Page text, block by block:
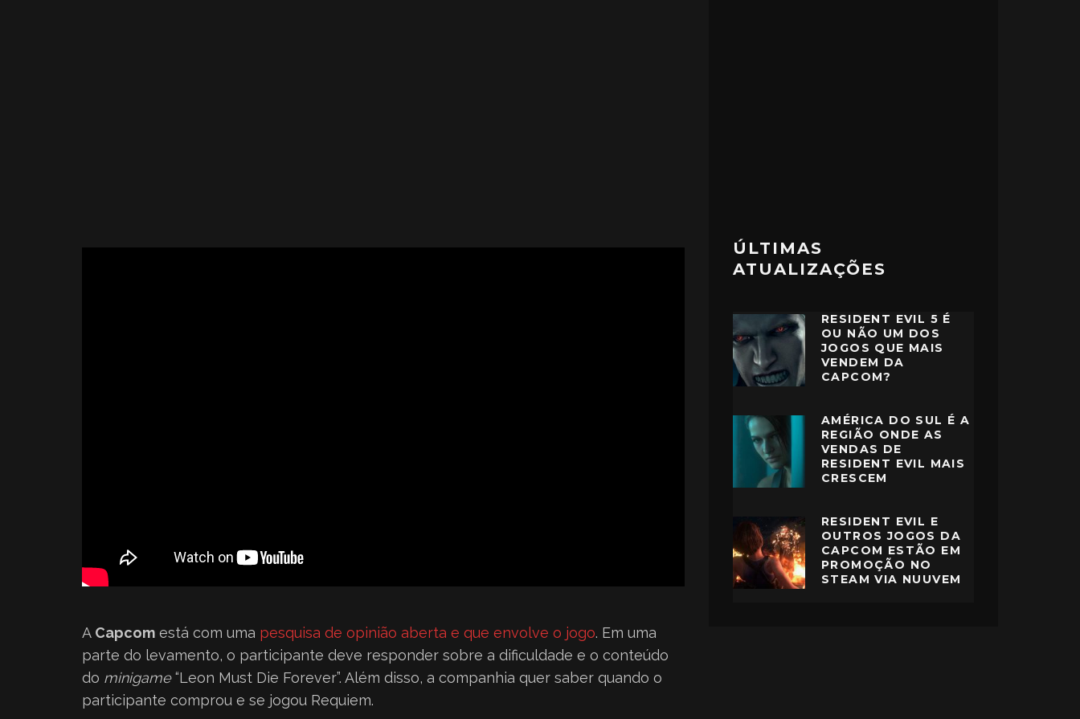
A Capcom está com uma pesquisa de opinião aberta e que envolve o jogo. Em uma
parte do levamento, o participante deve responder sobre a dificuldade e o conteúdo
do minigame“Leon Must Die Forever”. Além disso, a companhia quer saber quando o
participante comprou e se jogou Requiem.
ÚLTIMAS
ATUALIZAÇÕES
RESIDENT EVIL 5 É
OU NÃO UM DOS
JOGOS QUE MAIS
VENDEM DA
CAPCOM?
AMÉRICA DO SUL É A
REGIÃO ONDE AS
VENDAS DE
RESIDENT EVIL MAIS
CRESCEM
RESIDENT EVIL E
OUTROS JOGOS DA
CAPCOM ESTÃO EM
PROMOÇÃO NO
STEAM VIA NUUVEM